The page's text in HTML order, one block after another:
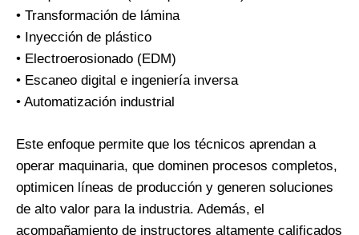
• Transformación de lámina
• Inyección de plástico
• Electroerosionado (EDM)
• Escaneo digital e ingeniería inversa
• Automatización industrial
Este enfoque permite que los técnicos aprendan a
operar maquinaria, que dominen procesos completos,
optimicen líneas de producción y generen soluciones
de alto valor para la industria. Además, el
acompañamiento de instructores altamente calificados